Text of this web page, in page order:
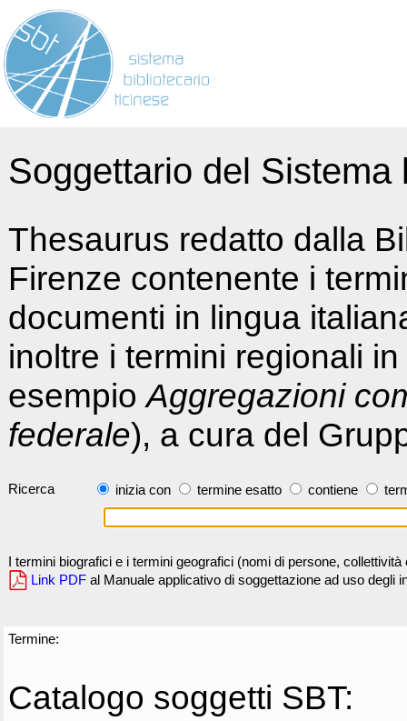
Soggettario del
Thesaurus redatto dalla
Firenze contenente i
documenti in lingua
inoltre i termini regionali
esempioAggregazioni
federale), a cura del
Ricerca inizia con termine esatto contiene
I termini biografici e i termini geografici (nomi di persone,
Link PDF al Manuale applicativo di soggettazione ad uso degli
Termine:
Catalogo soggetti SBT: